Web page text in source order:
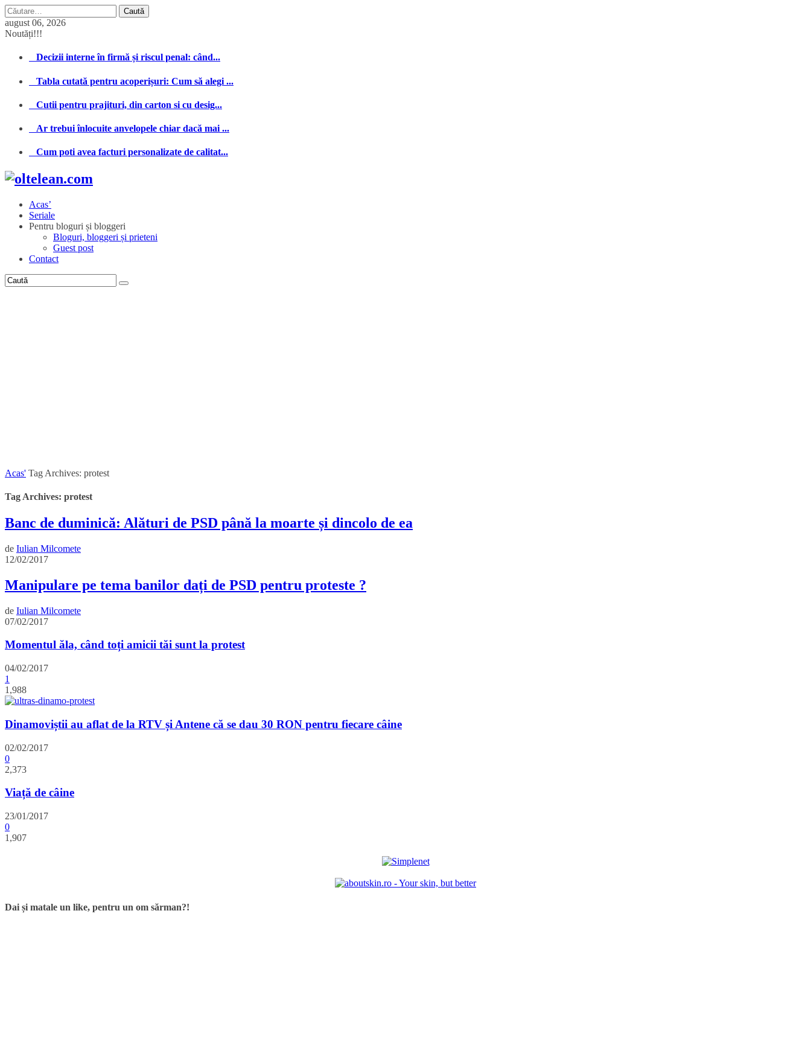
Caută
după:
august 06, 2026
Noutăți!!!
Decizii interne în firmă și riscul penal: când...
Tabla cutată pentru acoperișuri: Cum să alegi ...
Cutii pentru prajituri, din carton si cu desig...
Ar trebui înlocuite anvelopele chiar dacă mai ...
Cum poti avea facturi personalizate de calitat...
Acas’
Seriale
Pentru bloguri și bloggeri
Bloguri, bloggeri și prieteni
Guest post
Contact
Acas' Tag Archives: protest
Tag Archives: protest
Banc de duminică: Alături de PSD până la moarte și dincolo de ea
de Iulian Milcomete
12/02/2017
Manipulare pe tema banilor dați de PSD pentru proteste ?
de Iulian Milcomete
07/02/2017
Momentul ăla, când toți amicii tăi sunt la protest
04/02/2017
1
1,988
Dinamoviștii au aflat de la RTV și Antene că se dau 30 RON pentru fiecare câine
02/02/2017
0
2,373
Viață de câine
23/01/2017
0
1,907
Dai și matale un like, pentru un om sărman?!